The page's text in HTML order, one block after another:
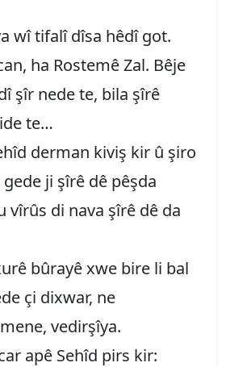
wî tifalî dîsa hêdî got.
ha Rostemê Zal. Bêje
şîr nede te, bila şîrê
te…
derman kiviş kir û şiro
ji şîrê dê pêşda
vîrûs di nava şîrê dê da
bûrayê xwe bire li bal
çi dixwar, ne
vedirşîya.
apê Sehîd pirs kir: